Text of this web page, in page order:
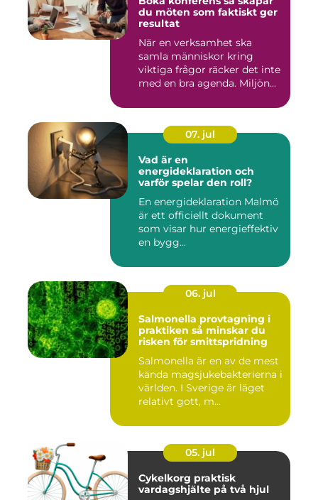
du möten som faktiskt ger
resultat
När en verksamhet ska
samla människor kring
viktiga frågor räcker det inte
med en bra agenda. Miljön...
07. jul
Vad är en
energideklaration och
varför spelar den roll?
En energideklaration Malmö
är ett officiellt dokument
som visar hur energieffektiv
en bygg...
06. jul
Salmonella provtagning i
praktiken så minskar du
risken för smittspridning
Salmonella är en av de mest
kända magsjukebakterierna i
världen. I Sverige är läget
relativt gott, m...
05. jul
Cykelkorg praktisk
vardagshjälte på två hjul